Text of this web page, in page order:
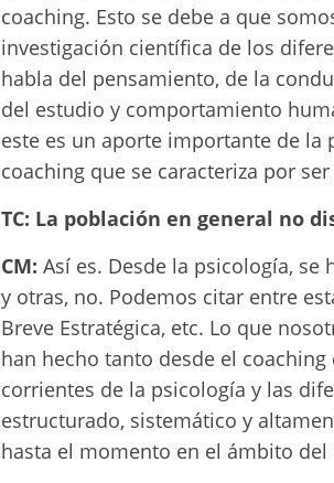
coaching. Esto se debe a que
investigación científica de los
habla del pensamiento, de la
del estudio y comportamiento
este es un aporte importante de
coaching que se caracteriza por
TC: La población en general no
CM: Así es. Desde la psicología,
y otras, no. Podemos citar entre
Breve Estratégica, etc. Lo que
han hecho tanto desde el
corrientes de la psicología y las
estructurado, sistemático y
hasta el momento en el ámbito